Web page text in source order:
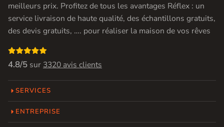
meilleurs prix. Profitez de tous les avantages Réflex : un
service livraison de haute qualité, des échantillons gratuits,
des devis gratuits, …. pour réaliser la maison de vos rêves

4.8/5 sur 3320 avis clients
SERVICES
ENTREPRISE